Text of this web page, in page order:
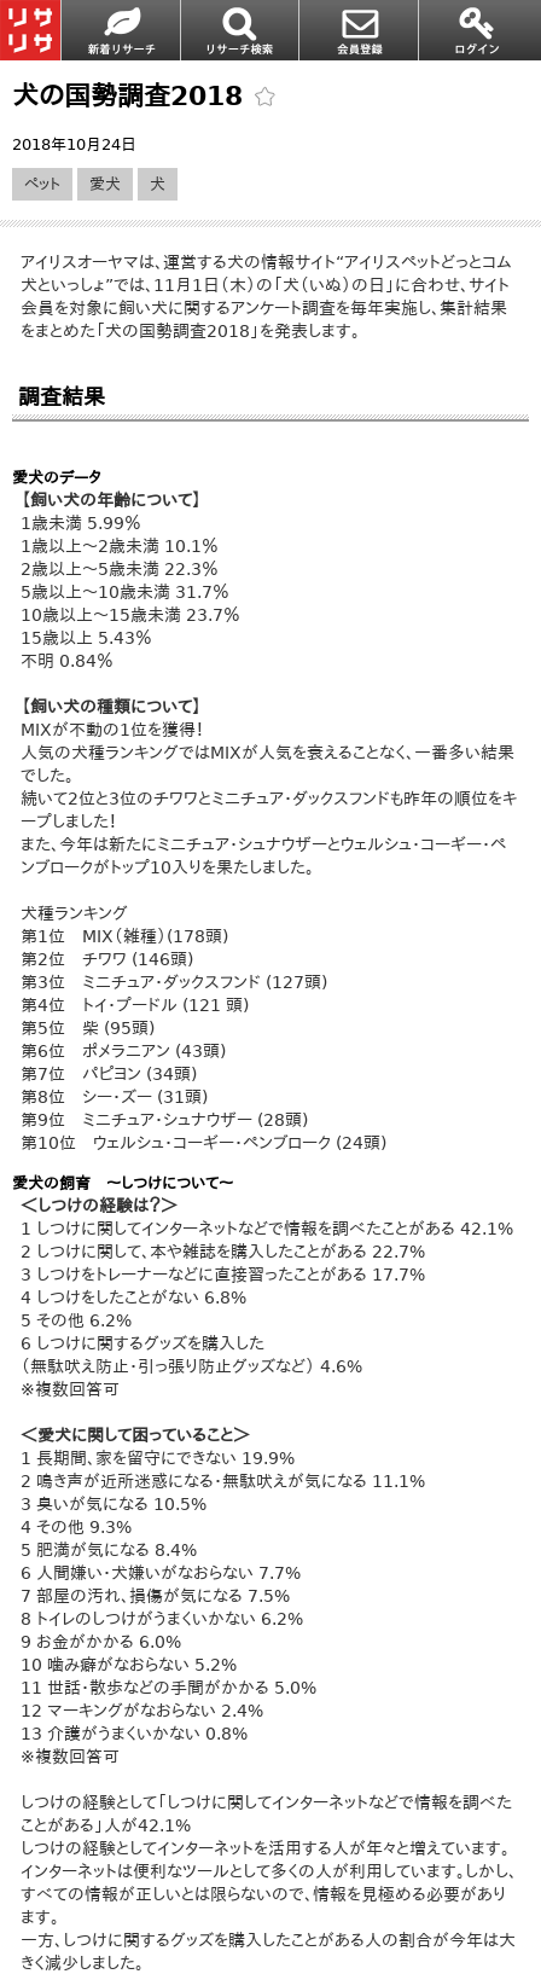
犬の国勢調査2018
2018年10月24日
ペット 愛犬 犬
アイリスオーヤマは、運営する犬の情報サイト“アイリスペットどっとコム
犬といっしょ”では、11月1日（木）の「犬（いぬ）の日」に合わせ、サイト
会員を対象に飼い犬に関するアンケート調査を毎年実施し、集計結果
をまとめた「犬の国勢調査2018」を発表します。
調査結果
愛犬のデータ
【飼い犬の年齢について】
1歳未満 5.99％
1歳以上～2歳未満 10.1％
2歳以上～5歳未満 22.3％
5歳以上～10歳未満 31.7％
10歳以上～15歳未満 23.7％
15歳以上 5.43％
不明 0.84％
【飼い犬の種類について】
MIXが不動の1位を獲得！
人気の犬種ランキングではMIXが人気を衰えることなく、一番多い結果
でした。
続いて2位と3位のチワワとミニチュア・ダックスフンドも昨年の順位をキ
ープしました！
また、今年は新たにミニチュア・シュナウザーとウェルシュ・コーギー・ペ
ンブロークがトップ10入りを果たしました。
犬種ランキング
第1位 MIX（雑種）(178頭)
第2位 チワワ (146頭)
第3位 ミニチュア・ダックスフンド (127頭)
第4位 トイ・プードル (121 頭)
第5位 柴 (95頭)
第6位 ポメラニアン (43頭)
第7位 パピヨン (34頭)
第8位 シー・ズー (31頭)
第9位 ミニチュア・シュナウザー (28頭)
第10位 ウェルシュ・コーギー・ペンブローク (24頭)
愛犬の飼育 ～しつけについて～
＜しつけの経験は？＞
1 しつけに関してインターネットなどで情報を調べたことがある 42.1%
2 しつけに関して、本や雑誌を購入したことがある 22.7%
3 しつけをトレーナーなどに直接習ったことがある 17.7%
4 しつけをしたことがない 6.8%
5 その他 6.2%
6 しつけに関するグッズを購入した
（無駄吠え防止・引っ張り防止グッズなど） 4.6%
※複数回答可
＜愛犬に関して困っていること＞
1 長期間、家を留守にできない 19.9%
2 鳴き声が近所迷惑になる・無駄吠えが気になる 11.1%
3 臭いが気になる 10.5%
4 その他 9.3%
5 肥満が気になる 8.4%
6 人間嫌い・犬嫌いがなおらない 7.7%
7 部屋の汚れ、損傷が気になる 7.5%
8 トイレのしつけがうまくいかない 6.2%
9 お金がかかる 6.0%
10 噛み癖がなおらない 5.2%
11 世話・散歩などの手間がかかる 5.0%
12 マーキングがなおらない 2.4%
13 介護がうまくいかない 0.8%
※複数回答可
しつけの経験として「しつけに関してインターネットなどで情報を調べた
ことがある」人が42.1%
しつけの経験としてインターネットを活用する人が年々と増えています。
インターネットは便利なツールとして多くの人が利用しています。しかし、
すべての情報が正しいとは限らないので、情報を見極める必要があり
ます。
一方、しつけに関するグッズを購入したことがある人の割合が今年は大
きく減少しました。